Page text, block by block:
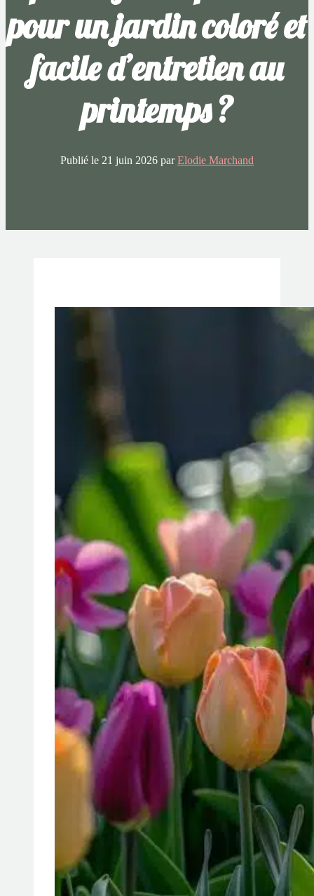
pour un jardin coloré et
facile d’entretien au
printemps ?
Publié le 21 juin 2026 parElodie Marchand